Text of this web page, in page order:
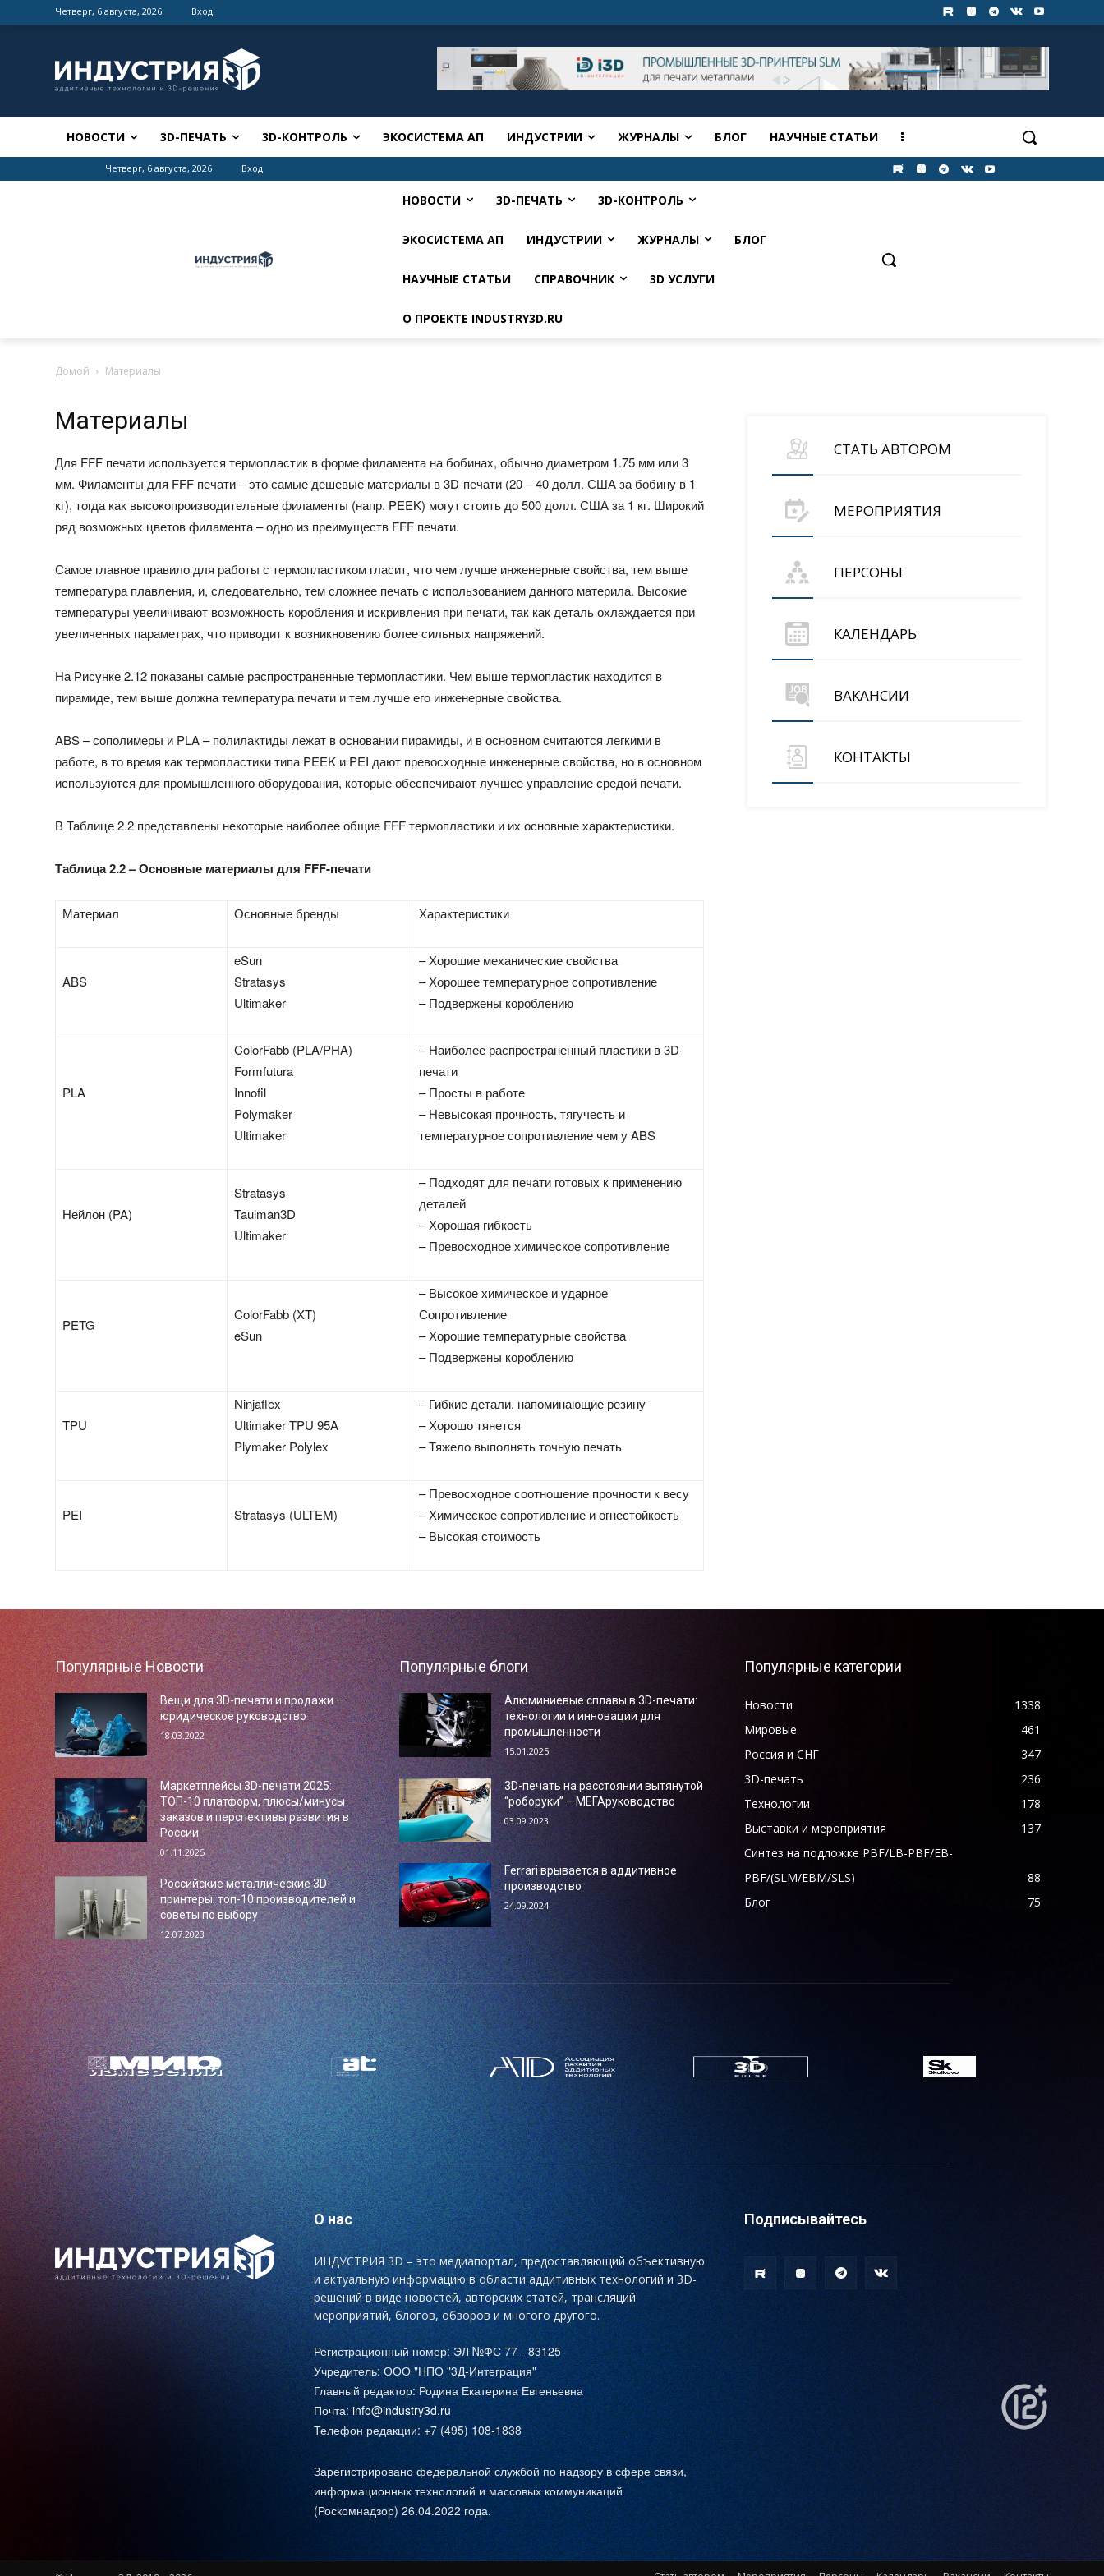
Четверг, 6 августа, 2026 Вход
НОВОСТИ 3D-ПЕЧАТЬ 3D-КОНТРОЛЬ ЭКОСИСТЕМА АП ИНДУСТРИИ ЖУРНАЛЫ БЛОГ НАУЧНЫЕ СТАТЬИ
Четверг, 6 августа, 2026 Вход
НОВОСТИ 3D-ПЕЧАТЬ 3D-КОНТРОЛЬ
ЭКОСИСТЕМА АП ИНДУСТРИИ ЖУРНАЛЫ БЛОГ
НАУЧНЫЕ СТАТЬИ СПРАВОЧНИК 3D УСЛУГИ
О ПРОЕКТЕ INDUSTRY3D.RU
Домой Материалы
Материалы
Для FFF печати используется термопластик в форме филамента на бобинах, обычно диаметром 1.75 мм или 3
мм. Филаменты для FFF печати – это самые дешевые материалы в 3D-печати (20 – 40 долл. США за бобину в 1
кг), тогда как высокопроизводительные филаменты (напр. PEEK) могут стоить до 500 долл. США за 1 кг. Широкий
ряд возможных цветов филамента – одно из преимуществ FFF печати.
Самое главное правило для работы с термопластиком гласит, что чем лучше инженерные свойства, тем выше
температура плавления, и, следовательно, тем сложнее печать с использованием данного материла. Высокие
температуры увеличивают возможность коробления и искривления при печати, так как деталь охлаждается при
увеличенных параметрах, что приводит к возникновению более сильных напряжений.
На Рисунке 2.12 показаны самые распространенные термопластики. Чем выше термопластик находится в
пирамиде, тем выше должна температура печати и тем лучше его инженерные свойства.
ABS – сополимеры и PLA – полилактиды лежат в основании пирамиды, и в основном считаются легкими в
работе, в то время как термопластики типа PEEK и PEI дают превосходные инженерные свойства, но в основном
используются для промышленного оборудования, которые обеспечивают лучшее управление средой печати.
В Таблице 2.2 представлены некоторые наиболее общие FFF термопластики и их основные характеристики.
Таблица 2.2 – Основные материалы для FFF-печати
Материал Основные бренды Характеристики
ABS
eSun
Stratasys
Ultimaker
– Хорошие механические свойства
– Хорошее температурное сопротивление
– Подвержены короблению
PLA
ColorFabb (PLA/PHA)
Formfutura
Innofil
Polymaker
Ultimaker
– Наиболее распространенный пластики в 3D-
печати
– Просты в работе
– Невысокая прочность, тягучесть и
температурное сопротивление чем у ABS
Нейлон (PA)
Stratasys
Taulman3D
Ultimaker
– Подходят для печати готовых к применению
деталей
– Хорошая гибкость
– Превосходное химическое сопротивление
PETG
ColorFabb (XT)
eSun
– Высокое химическое и ударное
Сопротивление
– Хорошие температурные свойства
– Подвержены короблению
TPU
Ninjaflex
Ultimaker TPU 95A
Plymaker Polylex
– Гибкие детали, напоминающие резину
– Хорошо тянется
– Тяжело выполнять точную печать
PEI Stratasys (ULTEM)
– Превосходное соотношение прочности к весу
– Химическое сопротивление и огнестойкость
– Высокая стоимость
СТАТЬ АВТОРОМ
МЕРОПРИЯТИЯ
ПЕРСОНЫ
КАЛЕНДАРЬ
ВАКАНСИИ
КОНТАКТЫ
Популярные Новости
Вещи для 3D-печати и продажи –
юридическое руководство
18.03.2022
Маркетплейсы 3D-печати 2025:
ТОП-10 платформ, плюсы/минусы
заказов и перспективы развития в
России
01.11.2025
Российские металлические 3D-
принтеры: топ-10 производителей и
советы по выбору
12.07.2023
Популярные блоги
Алюминиевые сплавы в 3D-печати:
технологии и инновации для
промышленности
15.01.2025
3D-печать на расстоянии вытянутой
“роборуки” – МЕГАруководство
03.09.2023
Ferrari врывается в аддитивное
производство
24.09.2024
Популярные категории
Новости
1338
Мировые
461
Россия и СНГ
347
3D-печать
236
Технологии
178
Выставки и мероприятия
137
Синтез на подложке PBF/LB-PBF/EB-
PBF/(SLM/EBM/SLS)
88
Блог
75
О нас
ИНДУСТРИЯ 3D – это медиапортал, предоставляющий объективную
и актуальную информацию в области аддитивных технологий и 3D-
решений в виде новостей, авторских статей, трансляций
мероприятий, блогов, обзоров и многого другого.
Подписывайтесь
Регистрационный номер: ЭЛ №ФС 77 - 83125
Учредитель: ООО "НПО "3Д-Интеграция"
Главный редактор: Родина Екатерина Евгеньевна
Почта:info@industry3d.ru
Телефон редакции: +7 (495) 108-1838
Зарегистрировано федеральной службой по надзору в сфере связи,
информационных технологий и массовых коммуникаций
(Роскомнадзор) 26.04.2022 года.